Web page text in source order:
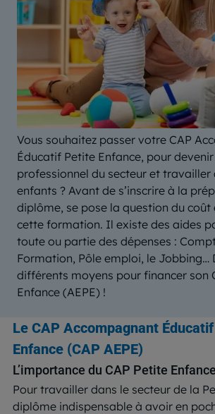
Vous souhaitez passer votre CAP
Éducatif Petite Enfance, pour devenir
professionnel du secteur et travailler
enfants ? Avant de s’inscrire à la
diplôme, se pose la question du coût
cette formation. Il existe des aides
toute ou partie des dépenses :
Formation, Pôle emploi, le Jobbing…
différents moyens pour financer son
Enfance (AEPE) !
Le CAP Accompagnant
Enfance (CAP AEPE)
L’importance du CAP Petite Enfance
Pour travailler dans le secteur de la
diplôme indispensable à avoir en